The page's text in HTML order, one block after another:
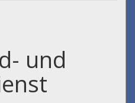
und